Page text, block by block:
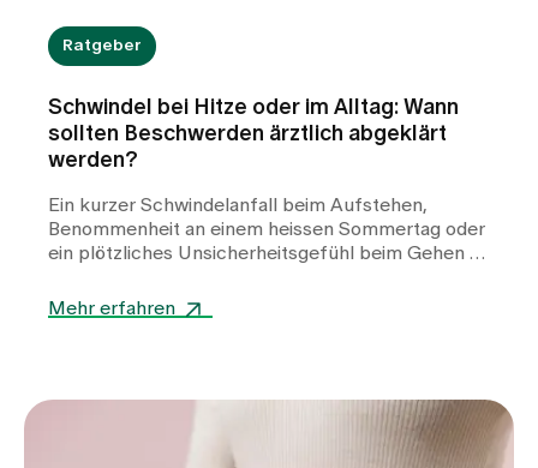
Ratgeber
Schwindel bei Hitze oder im Alltag: Wann
sollten Beschwerden ärztlich abgeklärt
werden?
Ein kurzer Schwindelanfall beim Aufstehen,
Benommenheit an einem heissen Sommertag oder
ein plötzliches Unsicherheitsgefühl beim Gehen –
Betroffene häufig verunsichern. Während Hitze
Ursachen dahinterstecken. Erfahren Sie, wann
Schwindel harmlos ist, welche Warnzeichen Sie
ernst nehmen sollten und wie wir Sie bei der
Mehr erfahren